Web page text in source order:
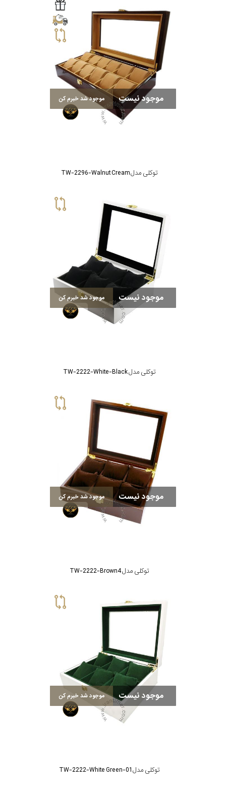
موجود نیست موجود شد خبرم کن
توکلی مدل TW-2296-Walnut Cream
موجود نیست موجود شد خبرم کن
توکلی مدل TW-2222-White-Black
موجود نیست موجود شد خبرم کن
توکلی مدل TW-2222-Brown4
موجود نیست موجود شد خبرم کن
توکلی مدل TW-2222-White Green-01